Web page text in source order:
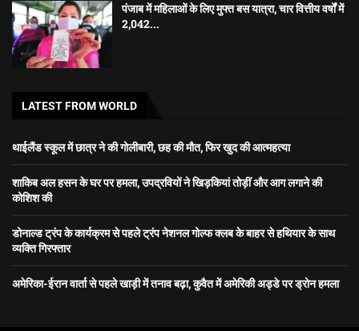
पंजाब में महिलाओं के लिए मुफ्त बस यात्रा, चार वित्तीय वर्षों में
2,042...
LATEST FROM WORLD
थाईलैंड स्कूल में छात्र ने की गोलीबारी, छह की मौत, फिर खुद की आत्महत्या
शाकिब अल हसन के घर पर हमला, उपद्रवियों ने खिड़कियां तोड़ीं और आग लगाने की
कोशिश की
डोनाल्ड ट्रंप के कार्यक्रम से पहले ट्रंप नेशनल गोल्फ क्लब के बाहर से हथियार के साथ
व्यक्ति गिरफ्तार
अमेरिका-ईरान वार्ता से पहले खाड़ी में तनाव बढ़ा, कुवैत में अमेरिकी अड्डे पर ड्रोन हमला